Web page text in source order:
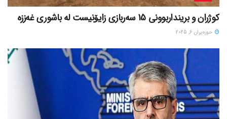
کوژران و برینداربوونی 15 سەربازی زایۆنیست لە باشوری غەززە
حوزه‌یران 6, 2025